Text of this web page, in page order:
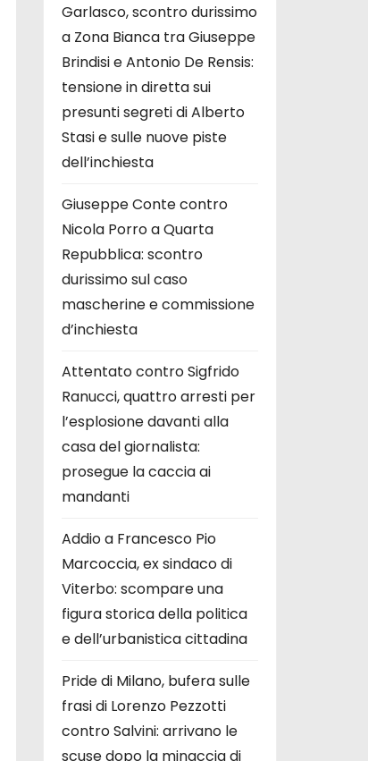
Garlasco, scontro durissimo
a Zona Bianca tra Giuseppe
Brindisi e Antonio De Rensis:
tensione in diretta sui
presunti segreti di Alberto
Stasi e sulle nuove piste
dell’inchiesta
Giuseppe Conte contro
Nicola Porro a Quarta
Repubblica: scontro
durissimo sul caso
mascherine e commissione
d’inchiesta
Attentato contro Sigfrido
Ranucci, quattro arresti per
l’esplosione davanti alla
casa del giornalista:
prosegue la caccia ai
mandanti
Addio a Francesco Pio
Marcoccia, ex sindaco di
Viterbo: scompare una
figura storica della politica
e dell’urbanistica cittadina
Pride di Milano, bufera sulle
frasi di Lorenzo Pezzotti
contro Salvini: arrivano le
scuse dopo la minaccia di